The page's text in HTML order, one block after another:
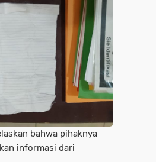
bahwa pihaknya
informasi dari